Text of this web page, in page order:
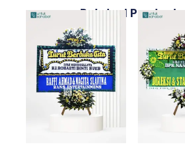
Related Products
Original
Rp674.000.
Current
Rp649.000.